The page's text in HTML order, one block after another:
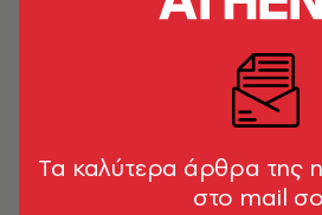
FASHION
από την Τζάκι
όντως η
Tα καλύτερα άρθρα της
στο mail